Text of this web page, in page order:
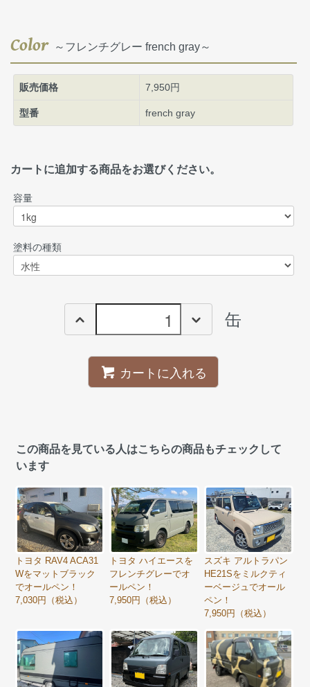
Color～フレンチグレー french gray～
販売価格 7,950円
型番 french gray
カートに追加する商品をお選びください。
容量
塗料の種類
缶
カートに入れる
この商品を見ている人はこちらの商品もチェックして
います
トヨタ RAV4 ACA31
Wをマットブラック
でオールペン！
7,030円（税込）
トヨタ ハイエースを
フレンチグレーでオ
ールペン！
7,950円（税込）
スズキ アルトラパン
HE21Sをミルクティ
ーベージュでオール
ペン！
7,950円（税込）